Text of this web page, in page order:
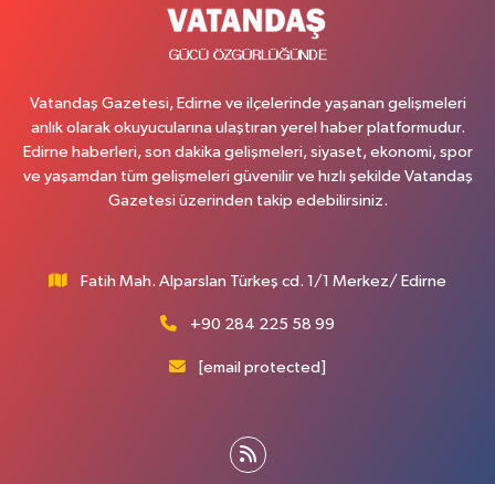
Vatandaş Gazetesi, Edirne ve ilçelerinde yaşanan gelişmeleri
anlık olarak okuyucularına ulaştıran yerel haber platformudur.
Edirne haberleri, son dakika gelişmeleri, siyaset, ekonomi, spor
ve yaşamdan tüm gelişmeleri güvenilir ve hızlı şekilde Vatandaş
Gazetesi üzerinden takip edebilirsiniz.
Fatih Mah. Alparslan Türkeş cd. 1/1 Merkez/ Edirne
+90 284 225 58 99
[email protected]